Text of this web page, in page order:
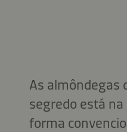
As almôndegas
segredo está
forma